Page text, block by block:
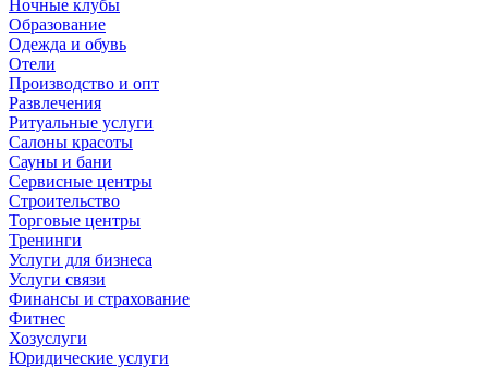
Ночные клубы
Образование
Одежда и обувь
Отели
Производство и опт
Развлечения
Ритуальные услуги
Салоны красоты
Сауны и бани
Сервисные центры
Строительство
Торговые центры
Тренинги
Услуги для бизнеса
Услуги связи
Финансы и страхование
Фитнес
Хозуслуги
Юридические услуги